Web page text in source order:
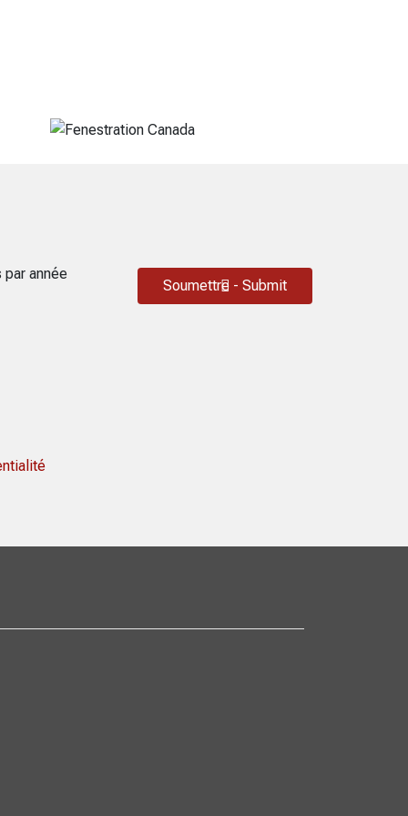
année
Soumettre - Submit